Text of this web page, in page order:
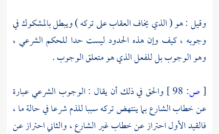
وقيل : هو ( الذي يخاف العقاب على تركه ) ويبطل بالمشكوك في
وجوبه ، كيف وإن هذه الحدود ليست حدا للحكم الشرعي ،
وهو الوجوب بل للفعل الذي هو متعلق الوجوب .
[ص:
والحق في ذلك أن يقال : الوجوب الشرعي عبارة
عن خطاب الشارع بما ينتهض تركه سببا للذم شرعا في حالة ما ،
فالقيد الأول احتراز عن خطاب غير الشارع ، والثاني احتراز عن